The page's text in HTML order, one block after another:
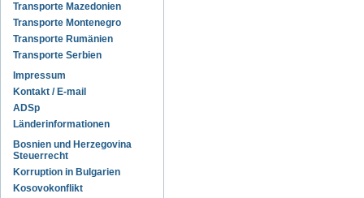
Transporte Mazedonien
Transporte Montenegro
Transporte Rumänien
Transporte Serbien
Impressum
Kontakt / E-mail
ADSp
Länderinformationen
Bosnien und Herzegovina
Steuerrecht
Korruption in Bulgarien
Kosovokonflikt